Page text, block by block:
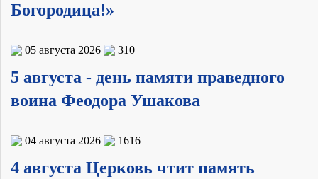
Богородица!»
05 августа 2026 310
5 августа - день памяти праведного
воина Феодора Ушакова
04 августа 2026 1616
4 августа Церковь чтит память